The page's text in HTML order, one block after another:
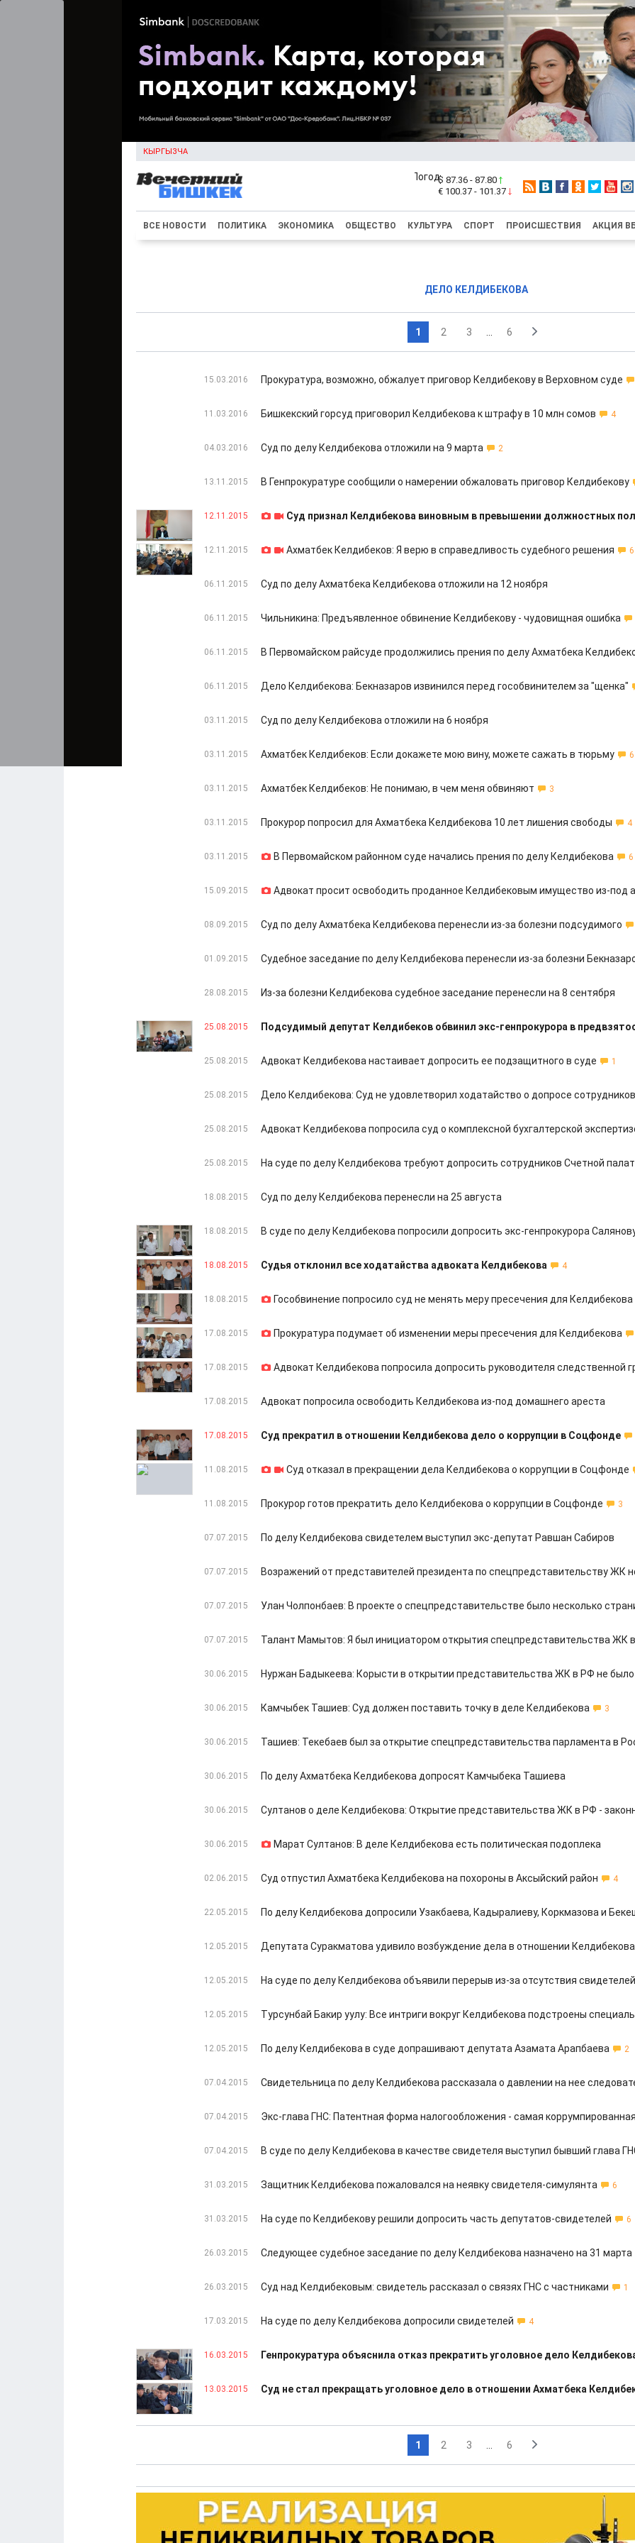
КЫРГЫЗЧА
$ 87.36 - 87.80
€ 100.37 - 101.37
ВСЕ НОВОСТИ ПОЛИТИКА ЭКОНОМИКА ОБЩЕСТВО КУЛЬТУРА СПОРТ ПРОИСШЕСТВИЯ АКЦИЯ
ДЕЛО КЕЛДИБЕКОВА
1 2 3 6
15.03.2016 Прокуратура, возможно, обжалует приговор Келдибекову в Верховном суде
11.03.2016 Бишкекский горсуд приговорил Келдибекова к штрафу в 10 млн сомов 4
04.03.2016 Суд по делу Келдибекова отложили на 9 марта 2
13.11.2015 В Генпрокуратуре сообщили о намерении обжаловать приговор Келдибекову
12.11.2015 Суд признал Келдибекова виновным в превышении должностных
12.11.2015 Ахматбек Келдибеков: Я верю в справедливость судебного решения 6
06.11.2015 Суд по делу Ахматбека Келдибекова отложили на 12 ноября
06.11.2015 Чильникина: Предъявленное обвинение Келдибекову - чудовищная ошибка
06.11.2015 В Первомайском райсуде продолжились прения по делу Ахматбека
06.11.2015 Дело Келдибекова: Бекназаров извинился перед гособвинителем за "щенка"
03.11.2015 Суд по делу Келдибекова отложили на 6 ноября
03.11.2015 Ахматбек Келдибеков: Если докажете мою вину, можете сажать в тюрьму 6
03.11.2015 Ахматбек Келдибеков: Не понимаю, в чем меня обвиняют 3
03.11.2015 Прокурор попросил для Ахматбека Келдибекова 10 лет лишения свободы 4
03.11.2015 В Первомайском районном суде начались прения по делу Келдибекова 6
15.09.2015 Адвокат просит освободить проданное Келдибековым имущество из-под
08.09.2015 Суд по делу Ахматбека Келдибекова перенесли из-за болезни подсудимого
01.09.2015 Судебное заседание по делу Келдибекова перенесли из-за болезни
28.08.2015 Из-за болезни Келдибекова судебное заседание перенесли на 8 сентября
25.08.2015 Подсудимый депутат Келдибеков обвинил экс-генпрокурора в
25.08.2015 Адвокат Келдибекова настаивает допросить ее подзащитного в суде 1
25.08.2015 Дело Келдибекова: Суд не удовлетворил ходатайство о допросе
25.08.2015 Адвокат Келдибекова попросила суд о комплексной бухгалтерской
25.08.2015 На суде по делу Келдибекова требуют допросить сотрудников Счетной
18.08.2015 Суд по делу Келдибекова перенесли на 25 августа
18.08.2015 В суде по делу Келдибекова попросили допросить экс-генпрокурора
18.08.2015 Судья отклонил все ходатайства адвоката Келдибекова 4
18.08.2015 Гособвинение попросило суд не менять меру пресечения для Келдибекова
17.08.2015 Прокуратура подумает об изменении меры пресечения для Келдибекова
17.08.2015 Адвокат Келдибекова попросила допросить руководителя следственной
17.08.2015 Адвокат попросила освободить Келдибекова из-под домашнего ареста
17.08.2015 Суд прекратил в отношении Келдибекова дело о коррупции в Соцфонде
11.08.2015 Суд отказал в прекращении дела Келдибекова о коррупции в Соцфонде
11.08.2015 Прокурор готов прекратить дело Келдибекова о коррупции в Соцфонде 3
07.07.2015 По делу Келдибекова свидетелем выступил экс-депутат Равшан Сабиров
07.07.2015 Возражений от представителей президента по спецпредставительству ЖК
07.07.2015 Улан Чолпонбаев: В проекте о спецпредставительстве было несколько
07.07.2015 Талант Мамытов: Я был инициатором открытия спецпредставительства ЖК
30.06.2015 Нуржан Бадыкеева: Корысти в открытии представительства ЖК в РФ не было
30.06.2015 Камчыбек Ташиев: Суд должен поставить точку в деле Келдибекова 3
30.06.2015 Ташиев: Текебаев был за открытие спецпредставительства парламента в
30.06.2015 По делу Ахматбека Келдибекова допросят Камчыбека Ташиева
30.06.2015 Султанов о деле Келдибекова: Открытие представительства ЖК в РФ -
30.06.2015 Марат Султанов: В деле Келдибекова есть политическая подоплека
02.06.2015 Суд отпустил Ахматбека Келдибекова на похороны в Аксыйский район 4
22.05.2015 По делу Келдибекова допросили Узакбаева, Кадыралиеву, Коркмазова и
12.05.2015 Депутата Суракматова удивило возбуждение дела в отношении Келдибекова
12.05.2015 На суде по делу Келдибекова объявили перерыв из-за отсутствия свидетелей
12.05.2015 Турсунбай Бакир уулу: Все интриги вокруг Келдибекова подстроены
12.05.2015 По делу Келдибекова в суде допрашивают депутата Азамата Арапбаева 2
07.04.2015 Свидетельница по делу Келдибекова рассказала о давлении на нее
07.04.2015 Экс-глава ГНС: Патентная форма налогообложения - самая коррумпированная
07.04.2015 В суде по делу Келдибекова в качестве свидетеля выступил бывший глава
31.03.2015 Защитник Келдибекова пожаловался на неявку свидетеля-симулянта 6
31.03.2015 На суде по Келдибекову решили допросить часть депутатов-свидетелей 6
26.03.2015 Следующее судебное заседание по делу Келдибекова назначено на 31 марта
26.03.2015 Суд над Келдибековым: свидетель рассказал о связях ГНС с частниками 1
17.03.2015 На суде по делу Келдибекова допросили свидетелей 4
16.03.2015 Генпрокуратура объяснила отказ прекратить уголовное дело
13.03.2015 Суд не стал прекращать уголовное дело в отношении Ахматбека
1 2 3 6